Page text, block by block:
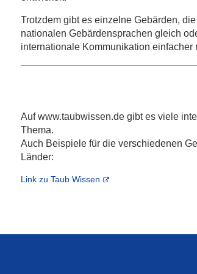
Trotzdem gibt es einzelne Gebärden,
nationalen Gebärdensprachen gleich
internationale Kommunikation einfacher
Auf www.taubwissen.de gibt es viele
Thema.
Auch Beispiele für die verschiedenen
Länder:
Link zu Taub Wissen